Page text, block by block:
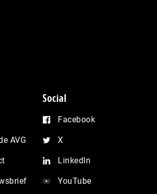
AVG
Social
Facebook
X
LinkedIn
YouTube